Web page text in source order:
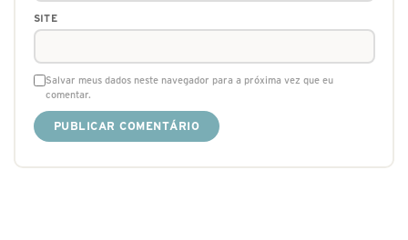
SITE
Salvar meus dados neste navegador para a próxima vez que eu
comentar.